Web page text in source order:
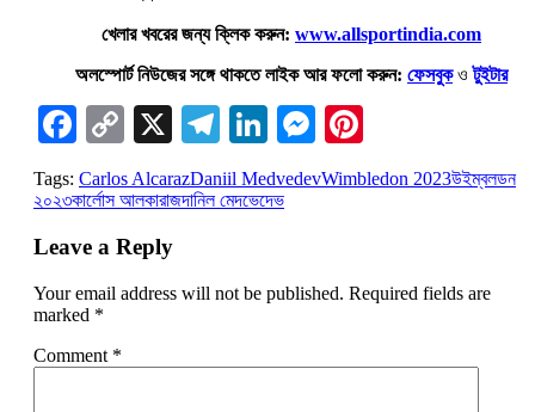
খেলার খবরের জন্য ক্লিক করুন: www.allsportindia.com
অলস্পোর্ট নিউজের সঙ্গে থাকতে লাইক আর ফলো করুন: ফেসবুকওটুইটার
Facebook
Copy
Link
X Telegram
LinkedIn
Messenger
Tags: Carlos AlcarazDaniil MedvedevWimbledon 2023উইম্বলডন
২০২৩কার্লোস আলকারাজদানিল মেদভেদেভ
Leave a Reply
Your email address will not be published. Required fields are
marked *
Comment *